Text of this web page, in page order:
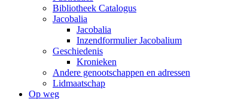
Bibliotheek Catalogus
Jacobalia
Jacobalia
Inzendformulier Jacobalium
Geschiedenis
Kronieken
Andere genootschappen en adressen
Lidmaatschap
Op weg